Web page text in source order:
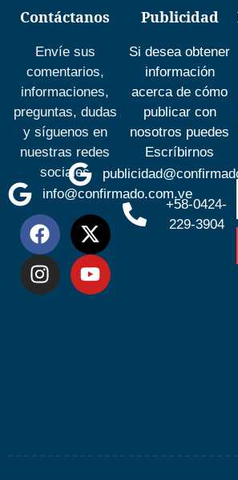
Contáctanos
Envíe sus
comentarios,
informaciones,
preguntas, dudas
y síguenos en
nuestras redes
sociales
info@confirmado.com.ve
Publicidad
Si desea obtener
información
acerca de cómo
publicar con
nosotros puedes
Escríbirnos
+58-0424-
229-3904